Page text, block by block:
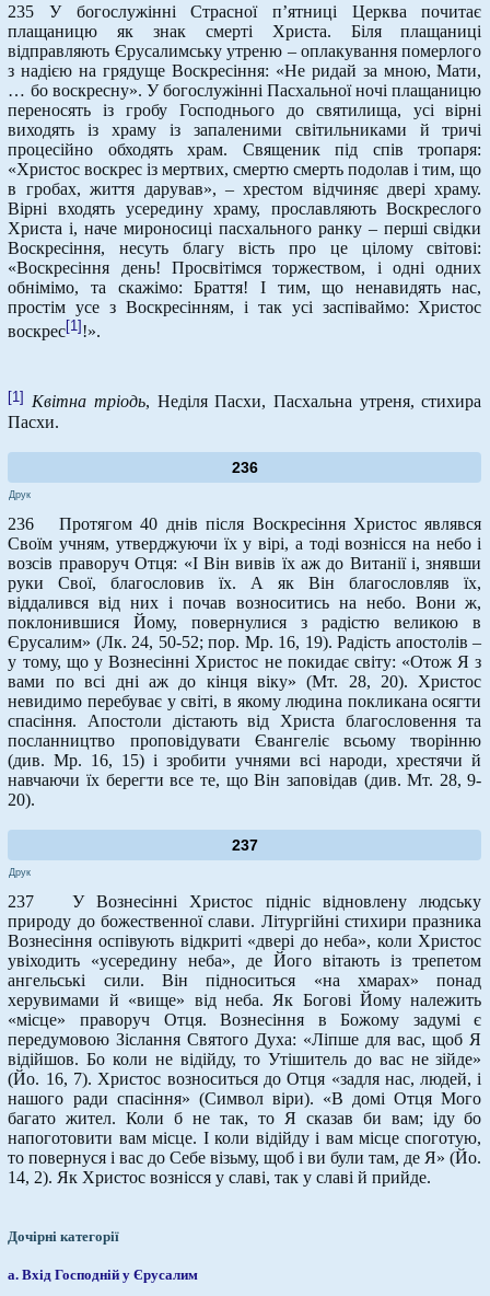
235 У богослужінні Страсної п’ятниці Церква почитає
плащаницю як знак смерті Христа. Біля плащаниці
відправляють Єрусалимську утреню – оплакування померлого
з надією на грядуще Воскресіння: «Не ридай за мною, Мати,
… бо воскресну». У богослужінні Пасхальної ночі плащаницю
переносять із гробу Господнього до святилища, усі вірні
виходять із храму із запаленими світильниками й тричі
процесійно обходять храм. Священик під спів тропаря:
«Христос воскрес із мертвих, смертю смерть подолав і тим, що
в гробах, життя дарував», – хрестом відчиняє двері храму.
Вірні входять усередину храму, прославляють Воскреслого
Христа і, наче мироносиці пасхального ранку – перші свідки
Воскресіння, несуть благу вість про це цілому світові:
«Воскресіння день! Просвітімся торжеством, і одні одних
обнімімо, та скажімо: Браття! І тим, що ненавидять нас,
простім усе з Воскресінням, і так усі заспіваймо: Христос
воскрес[1] !».
[1] Квітна тріодь, Неділя Пасхи, Пасхальна утреня, стихира
Пасхи.
236
Друк
236 Протягом 40 днів після Воскресіння Христос являвся
Своїм учням, утверджуючи їх у вірі, а тоді вознісся на небо і
возсів праворуч Отця: «І Він вивів їх аж до Витанії і, знявши
руки Свої, благословив їх. А як Він благословляв їх,
віддалився від них і почав возноситись на небо. Вони ж,
поклонившися Йому, повернулися з радістю великою в
Єрусалим» (Лк. 24, 50-52; пор. Мр. 16, 19). Радість апостолів –
у тому, що у Вознесінні Христос не покидає світу: «Отож Я з
вами по всі дні аж до кінця віку» (Мт. 28, 20). Христос
невидимо перебуває у світі, в якому людина покликана осягти
спасіння. Апостоли дістають від Христа благословення та
посланництво проповідувати Євангеліє всьому творінню
(див. Мр. 16, 15) і зробити учнями всі народи, хрестячи й
навчаючи їх берегти все те, що Він заповідав (див. Мт. 28, 9-
20).
237
Друк
237 У Вознесінні Христос підніс відновлену людську
природу до божественної слави. Літургійні стихири празника
Вознесіння оспівують відкриті «двері до неба», коли Христос
увіходить «усередину неба», де Його вітають із трепетом
ангельські сили. Він підноситься «на хмарах» понад
херувимами й «вище» від неба. Як Богові Йому належить
«місце» праворуч Отця. Вознесіння в Божому задумі є
передумовою Зіслання Святого Духа: «Ліпше для вас, щоб Я
відійшов. Бо коли не відійду, то Утішитель до вас не зійде»
(Йо. 16, 7). Христос возноситься до Отця «задля нас, людей, і
нашого ради спасіння» (Символ віри). «В домі Отця Мого
багато жител. Коли б не так, то Я сказав би вам; іду бо
напоготовити вам місце. І коли відійду і вам місце споготую,
то повернуся і вас до Себе візьму, щоб і ви були там, де Я» (Йо.
14, 2). Як Христос вознісся у славі, так у славі й прийде.
Дочірні категорії
а. Вхід Господній у Єрусалим